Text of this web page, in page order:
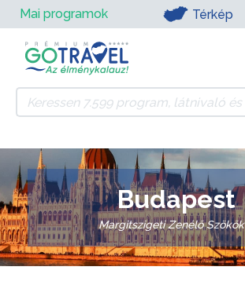
Mai programok Térkép
Budapest
Margitszigeti Zenélő